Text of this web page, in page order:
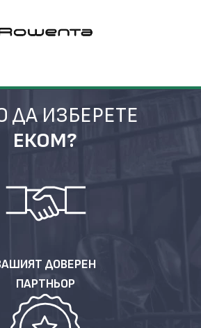
ДА ИЗБЕРЕТЕ
ЕКОМ?
ДОВЕРЕН
ПАРТНЬОР